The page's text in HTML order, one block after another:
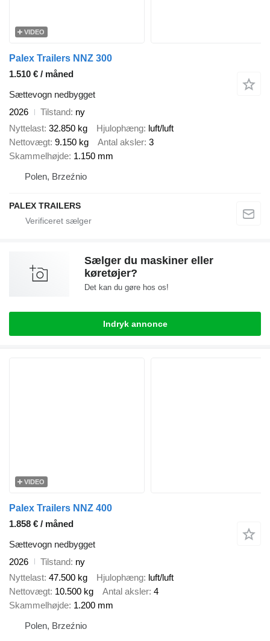
VIDEO
Palex Trailers NNZ 300
1.510 € / måned
Sættevogn nedbygget
2026
Tilstand ny
Nyttelast 32.850 kg Hjulophæng luft/luft
Nettovægt 9.150 kg Antal aksler 3
Skammelhøjde 1.150 mm
Polen, Brzeźnio
PALEX TRAILERS
Sælger du maskiner eller
køretøjer?
Det kan du gøre hos os!
Indryk annonce
VIDEO
Palex Trailers NNZ 400
1.858 € / måned
Sættevogn nedbygget
2026
Tilstand ny
Nyttelast 47.500 kg Hjulophæng luft/luft
Nettovægt 10.500 kg Antal aksler 4
Skammelhøjde 1.200 mm
Polen, Brzeźnio